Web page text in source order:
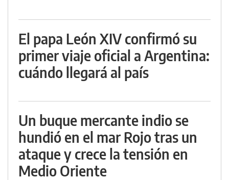
El papa León XIV confirmó su
primer viaje oficial a Argentina:
cuándo llegará al país
Un buque mercante indio se
hundió en el mar Rojo tras un
ataque y crece la tensión en
Medio Oriente